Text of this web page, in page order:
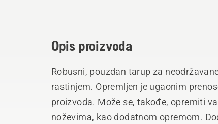
Opis proizvoda
Robusni, pouzdan tarup za
rastinjem. Opremljen je ugaonim
proizvoda. Može se, takođe, opremiti
noževima, kao dodatnom opremom.